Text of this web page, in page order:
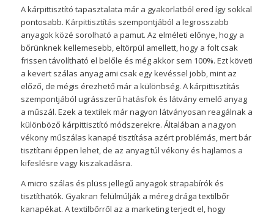
A kárpittisztító tapasztalata már a gyakorlatból ered így sokkal
pontosabb. Kárpittisztítás szempontjából a legrosszabb
anyagok közé sorolható a pamut. Az elméleti előnye, hogy a
bőrünknek kellemesebb, eltörpül amellett, hogy a folt csak
frissen távolítható el belőle és még akkor sem 100%. Ezt követi
a kevert szálas anyag ami csak egy kevéssel jobb, mint az
előző, de mégis érezhető már a különbség. A kárpittisztítás
szempontjából ugrásszerű hatásfok és látvány emelő anyag
a műszál. Ezek a textilek már nagyon látványosan reagálnak a
különböző kárpittisztító módszerekre. Általában a nagyon
vékony műszálas kanapé tisztítása azért problémás, mert bár
tisztítani éppen lehet, de az anyag túl vékony és hajlamos a
kifeslésre vagy kiszakadásra.
A micro szálas és plüss jellegű anyagok strapabírók és
tisztíthatók. Gyakran felülmúlják a méreg drága textilbőr
kanapékat. A textilbőrről az a marketing terjedt el, hogy